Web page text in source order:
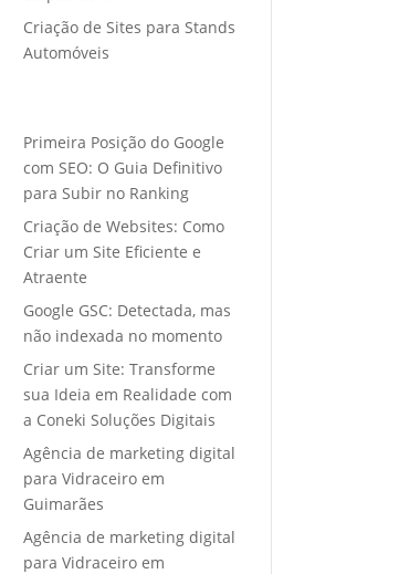
Criação de Sites para Stands
Automóveis
Primeira Posição do Google
com SEO: O Guia Definitivo
para Subir no Ranking
Criação de Websites: Como
Criar um Site Eficiente e
Atraente
Google GSC: Detectada, mas
não indexada no momento
Criar um Site: Transforme
sua Ideia em Realidade com
a Coneki Soluções Digitais
Agência de marketing digital
para Vidraceiro em
Guimarães
Agência de marketing digital
para Vidraceiro em